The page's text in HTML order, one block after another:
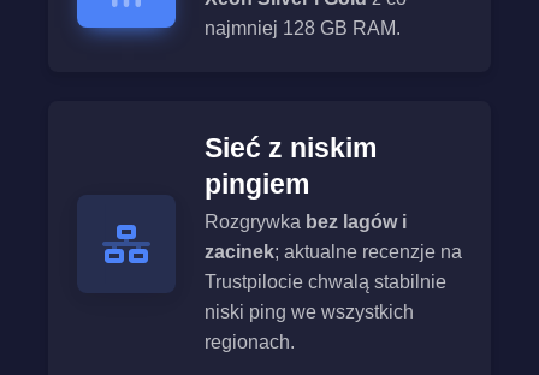
najmniej 128 GB RAM.
Sieć z niskim
pingiem
Rozgrywka bez lagów i
zacinek; aktualne recenzje na
Trustpilocie chwalą stabilnie
niski ping we wszystkich
regionach.